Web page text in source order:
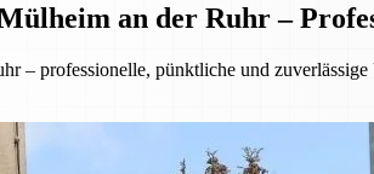
an der Ruhr –
– professionelle, pünktliche und